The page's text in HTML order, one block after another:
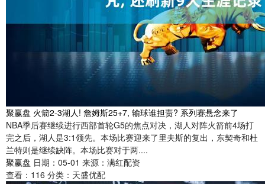
聚赢盘 火箭2-3湖人! 詹姆斯25+7, 输球谁担责? 系列赛悬念来了
NBA季后赛继续进行西部首轮G5的焦点对决，湖人对阵火箭前4场打
完之后，湖人是3:1领先。本场比赛迎来了里夫斯的复出，东契奇和杜
兰特则是继续缺阵。本场比赛对于两....
聚赢盘 日期：05-01 来源：满红配资
查看： 116 分类： 天盛优配